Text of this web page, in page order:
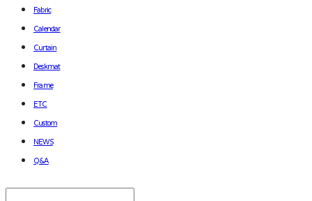
Fabric
Calendar
Curtain
Deskmat
Frame
ETC
Custom
NEWS
Q&A